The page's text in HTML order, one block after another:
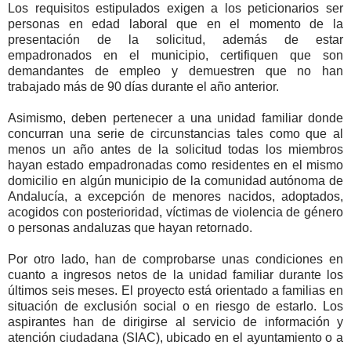
Los requisitos estipulados exigen a los peticionarios ser
personas en edad laboral que en el momento de la
presentación de la solicitud, además de estar
empadronados en el municipio, certifiquen que son
demandantes de empleo y demuestren que no han
trabajado más de 90 días durante el año anterior.
Asimismo, deben pertenecer a una unidad familiar donde
concurran una serie de circunstancias tales como que al
menos un año antes de la solicitud todas los miembros
hayan estado empadronadas como residentes en el mismo
domicilio en algún municipio de la comunidad autónoma de
Andalucía, a excepción de menores nacidos, adoptados,
acogidos con posterioridad, víctimas de violencia de género
o personas andaluzas que hayan retornado.
Por otro lado, han de comprobarse unas condiciones en
cuanto a ingresos netos de la unidad familiar durante los
últimos seis meses. El proyecto está orientado a familias en
situación de exclusión social o en riesgo de estarlo. Los
aspirantes han de dirigirse al servicio de información y
atención ciudadana (SIAC), ubicado en el ayuntamiento o a